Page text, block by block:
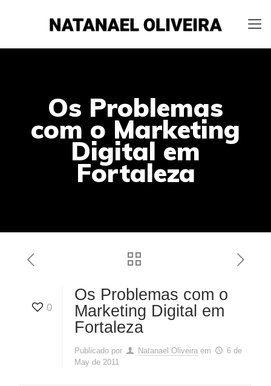
Os Problemas
com o Marketing
Digital em
Fortaleza
0
Os Problemas com o
Marketing Digital em
Fortaleza
Publicado por Natanael Oliveira em
6 de
May de 2011